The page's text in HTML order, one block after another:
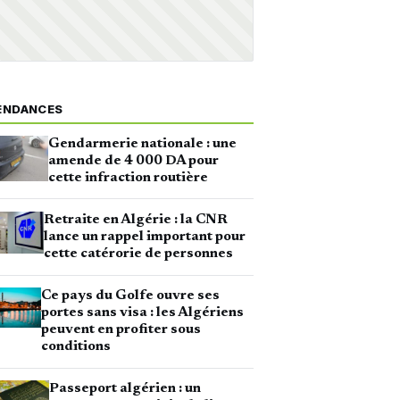
Gendarmerie nationale : une
amende de 4 000 DA pour
cette infraction routière
Retraite en Algérie : la CNR
lance un rappel important pour
cette catérorie de personnes
Ce pays du Golfe ouvre ses
portes sans visa : les Algériens
peuvent en profiter sous
conditions
Passeport algérien : un